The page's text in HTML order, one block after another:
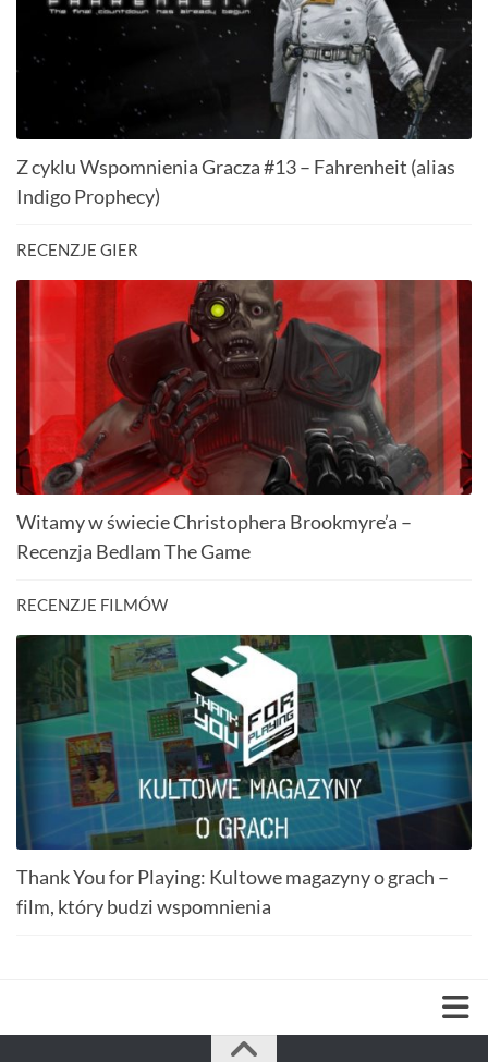
Z cyklu Wspomnienia Gracza #13 – Fahrenheit (alias
Indigo Prophecy)
RECENZJE GIER
Witamy w świecie Christophera Brookmyre’a –
Recenzja Bedlam The Game
RECENZJE FILMÓW
Thank You for Playing: Kultowe magazyny o grach –
film, który budzi wspomnienia